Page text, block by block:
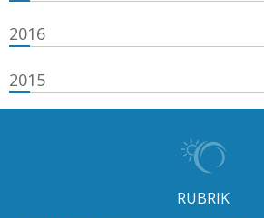
2016
2015
RUBRIK